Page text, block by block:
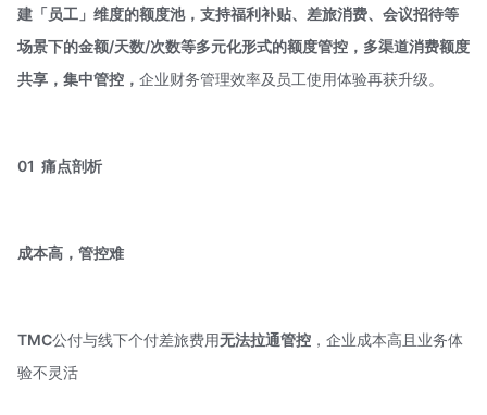
建「员工」维度的额度池，支持福利补贴、差旅消费、会议招待等
场景下的金额/天数/次数等多元化形式的额度管控，多渠道消费额度
共享，集中管控， 企业财务管理效率及员工使用体验再获升级。
01 痛点剖析
成本高，管控难
TMC公付与线下个付差旅费用无法拉通管控 ，企业成本高且业务体
验不灵活